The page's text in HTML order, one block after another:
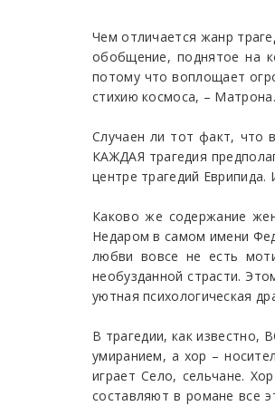
Чем отличается жанр
обобщение, поднятое на
потому что воплощает
стихию космоса, –
Случаен ли тот факт, что
КАЖДАЯ трагедия
центре трагедий
Каково же содержание
Недаром в самом имени
любви вовсе не есть
необузданной страсти.
уютная психологическая
В трагедии, как известно,
умиранием, а хор –
играет Село, сельчане.
составляют в романе все